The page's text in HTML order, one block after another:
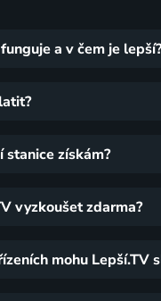
a v čem je lepší?
stanice získám?
vyzkoušet zdarma?
mohu Lepší.TV